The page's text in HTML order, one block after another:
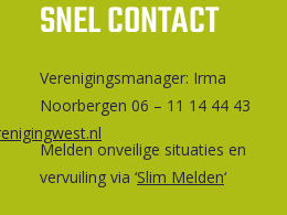
SNEL CONTACT
Ver­e­ni­gings­ma­na­ger: Irma
Noorbergen 06 – 11 14 44 43
Melden onveilige situaties en
vervuiling via ‘Slim Melden‘